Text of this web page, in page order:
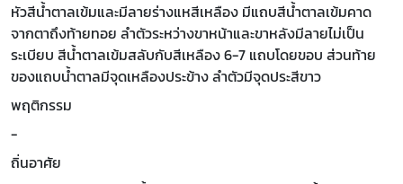
หัวสีน้ำตาลเข้มและมีลายร่างแหสีเหลือง มีแถบสีน้ำตาลเข้มคาด
จากตาถึงท้ายทอย ลำตัวระหว่างขาหน้าและขาหลังมีลายไม่เป็น
ระเบียบ สีน้ำตาลเข้มสลับกับสีเหลือง 6-7 แถบโดยขอบ ส่วนท้าย
ของแถบน้ำตาลมีจุดเหลืองประข้าง ลำตัวมีจุดประสีขาว
พฤติกรรม
-
ถิ่นอาศัย